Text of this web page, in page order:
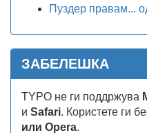
Пуздер правам...
ЗАБЕЛЕШКА
TYPO не ги поддржува
и Safari. Користете ги
или Opera.